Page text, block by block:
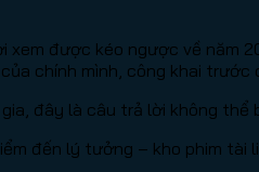
được kéo ngược về năm
chính mình, công khai trước
đây là câu trả lời không thể
đến lý tưởng – kho phim tài